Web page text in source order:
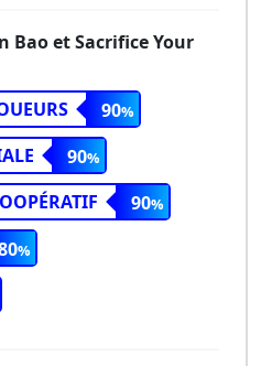
Bao et Sacrifice Your
90
90
90